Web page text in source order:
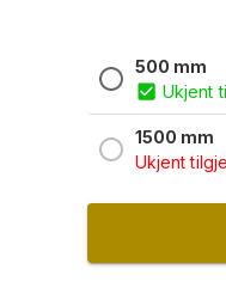
500 mm
Ukjent
1500 mm
Ukjent